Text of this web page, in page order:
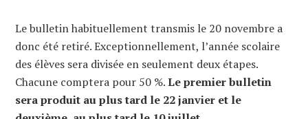
Le bulletin habituellement transmis le 20 novembre a
donc été retiré. Exceptionnellement, l’année scolaire
des élèves sera divisée en seulement deux étapes.
Chacune comptera pour 50 %.Le premier bulletin
sera produit au plus tard le 22 janvier et le